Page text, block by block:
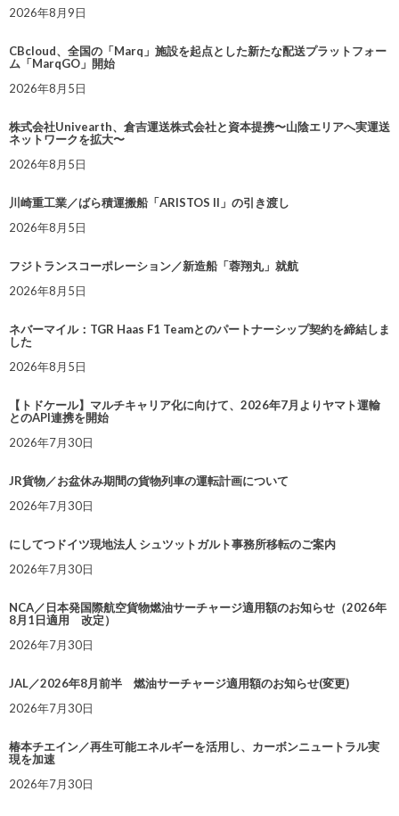
2026年8月9日
CBcloud、全国の「Marq」施設を起点とした新たな配送プラットフォー
ム「MarqGO」開始
2026年8月5日
株式会社Univearth、倉吉運送株式会社と資本提携〜山陰エリアへ実運送
ネットワークを拡大〜
2026年8月5日
川崎重工業／ばら積運搬船「ARISTOS II」の引き渡し
2026年8月5日
フジトランスコーポレーション／新造船「蓉翔丸」就航
2026年8月5日
ネバーマイル：TGR Haas F1 Teamとのパートナーシップ契約を締結しま
した
2026年8月5日
【トドケール】マルチキャリア化に向けて、2026年7月よりヤマト運輸
とのAPI連携を開始
2026年7月30日
JR貨物／お盆休み期間の貨物列車の運転計画について
2026年7月30日
にしてつドイツ現地法人 シュツットガルト事務所移転のご案内
2026年7月30日
NCA／日本発国際航空貨物燃油サーチャージ適用額のお知らせ（2026年
8月1日適用 改定）
2026年7月30日
JAL／2026年8月前半 燃油サーチャージ適用額のお知らせ(変更)
2026年7月30日
椿本チエイン／再生可能エネルギーを活用し、カーボンニュートラル実
現を加速
2026年7月30日